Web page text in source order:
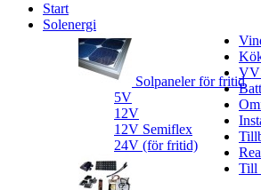
Start
Solenergi
Solpaneler för fritid
5V
12V
12V Semiflex
24V (för fritid)
Rea
Till